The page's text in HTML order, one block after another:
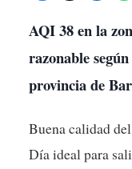
AQI 38 en la
razonable
provincia de
Buena calidad
Día ideal para